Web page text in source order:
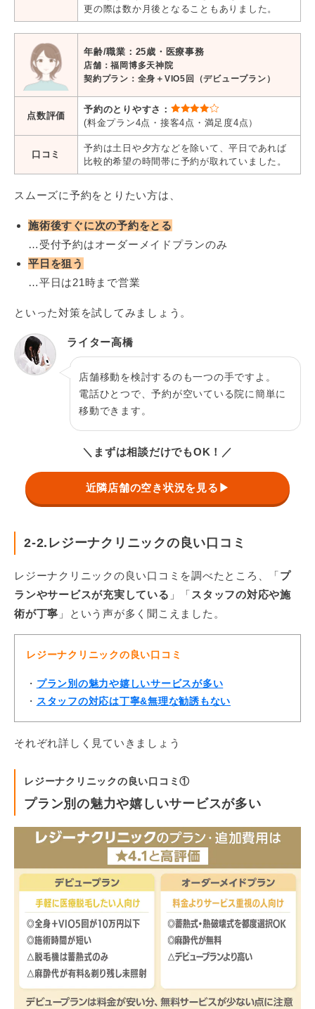
更の際は数か月後となることもありました。
年齢/職業：25歳・医療事務
店舗：福岡博多天神 院
契約プラン：全身＋VIO5回（デビュープラン）
点数評価
予約のとりやすさ：
(料金プラン4点・接客4点・満足度4点）
口コミ
予約は土日や夕方などを除いて、平日であれば
比較的希望の時間帯に予約が取れていました。
スムーズに予約をとりたい方は、
施術後すぐに次の予約をとる
…受付予約はオーダーメイドプランのみ
平日を狙う
…平日は21時まで営業
といった対策を試してみましょう。
ライター高橋
店舗移動を検討するのも一つの手ですよ。
電話ひとつで、予約が空いている院に簡単に
移動できます。
＼まずは相談だけでもOK！／
近隣店舗の空き状況を見る▶
2-2.レジーナクリニックの良い口コミ
レジーナクリニックの良い口コミを調べたところ、「プ
ランやサービスが充実している 」「 スタッフの対応や施
術が丁寧 」という声が多く聞こえました。
レジーナクリニックの良い口コミ
・ プラン別の魅力や嬉しいサービスが多い
・ スタッフの対応は丁寧&無理な勧誘もない
それぞれ詳しく見ていきましょう
レジーナクリニックの良い口コミ①
プラン別の魅力や嬉しいサービスが多い